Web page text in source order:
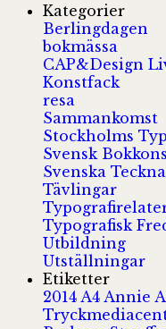
Kategorier
Berlingdagen
bokmässa
CAP&Design
Konstfack
resa
Sammankomst
Stockholms
Svensk
Svenska
Tävlingar
Typografisk
Utbildning
Utställningar
Etiketter
2014 A4 Annie